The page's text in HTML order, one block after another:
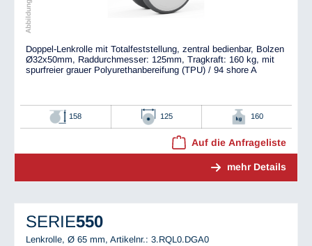
Doppel-Lenkrolle mit Totalfeststellung, zentral bedienbar, Bolzen
Ø32x50mm, Raddurchmesser: 125mm, Tragkraft: 160 kg, mit
spurfreier grauer Polyurethanbereifung (TPU) / 94 shore A
158 125 160
Auf die Anfrageliste
mehr Details
SERIE550
Lenkrolle, Ø 65 mm, Artikelnr.: 3.RQL0.DGA0